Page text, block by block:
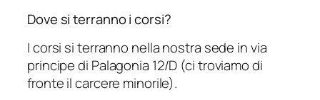
Dove si terranno i corsi?
I corsi si terranno nella nostra sede in via
principe di Palagonia 12/D (ci troviamo di
fronte il carcere minorile).